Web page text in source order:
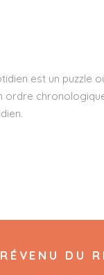
est un puzzle
ordre
DU